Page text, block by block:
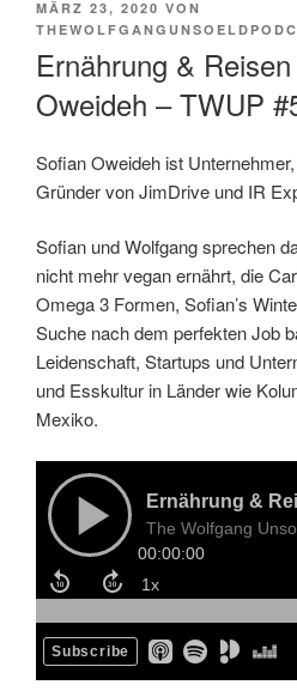
VERÖFFENTLICHT
AM
MÄRZ 23, 2020 VON
Ernährung &
Oweideh – TWUP
Sofian Oweideh ist
Gründer von JimDrive und IR
Sofian und Wolfgang sprechen
nicht mehr vegan ernährt, die
Omega 3 Formen, Sofian’s
Suche nach dem perfekten Job
Leidenschaft, Startups und
und Esskultur in Länder wie
Mexiko.